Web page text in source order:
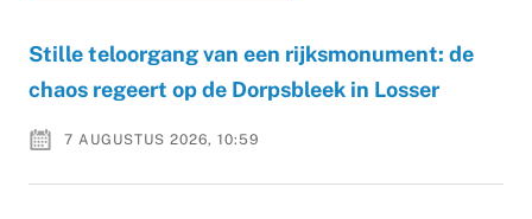
Stille teloorgang van een rijksmonument: de
chaos regeert op de Dorpsbleek in Losser
7 AUGUSTUS 2026, 10:59